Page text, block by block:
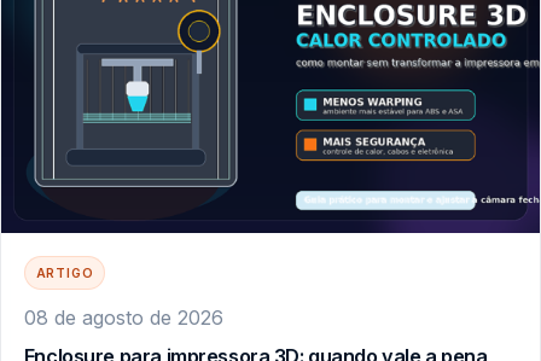
ARTIGO
08 de agosto de 2026
Enclosure para impressora 3D: quando vale a pena,